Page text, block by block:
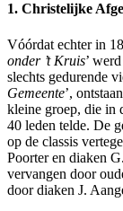
1. Christelijke
Vóórdat echter in
onder ’t Kruis’
slechts gedurende
Gemeente’,
kleine groep, die in
40 leden telde. De
op de classis
Poorter en diaken
vervangen door
door diaken J.